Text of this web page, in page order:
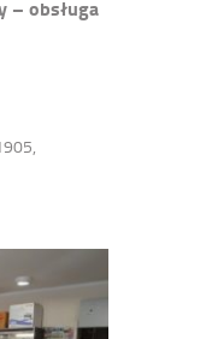
– obsługa